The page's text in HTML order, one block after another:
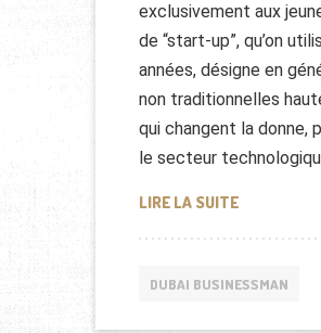
exclusivement aux
de “start-up”, qu’on
années, désigne en
non traditionnelles
qui changent la donne,
le secteur
LIRE LA SUITECOMMENT
DUBAI BUSINESSMAN